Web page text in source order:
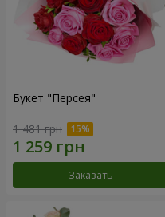
Букет "Персея"
1 481 грн
Заказать